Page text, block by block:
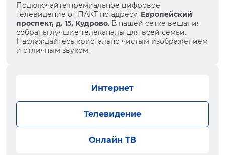
Подключайте премиальное цифровое
телевидение от ПАКТ по адресу: Европейский
проспект, д. 15, Кудрово. В нашей сетке вещания
собраны лучшие телеканалы для всей семьи.
Наслаждайтесь кристально чистым изображением
и отличным звуком.
Интернет
Телевидение
Онлайн ТВ